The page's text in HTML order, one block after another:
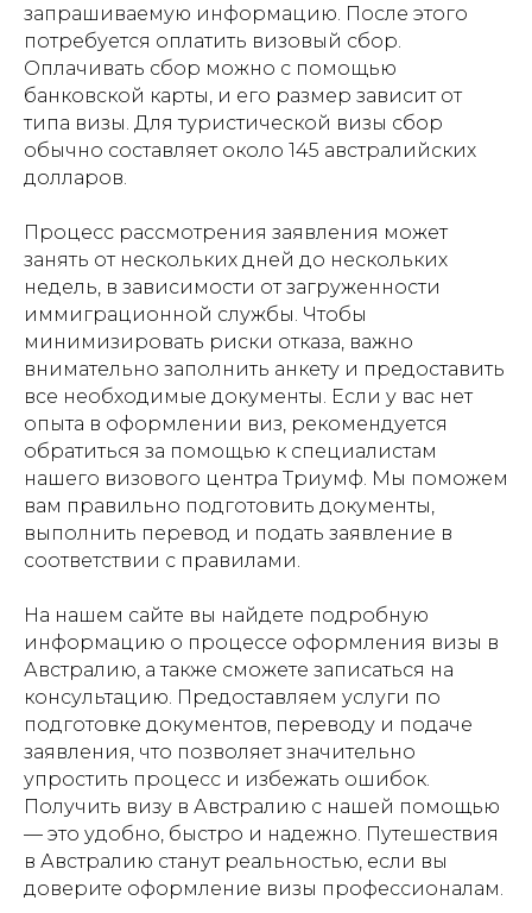
запрашиваемую информацию. После этого
потребуется оплатить визовый сбор.
Оплачивать сбор можно с помощью
банковской карты, и его размер зависит от
типа визы. Для туристической визы сбор
обычно составляет около 145 австралийских
долларов.
Процесс рассмотрения заявления может
занять от нескольких дней до нескольких
недель, в зависимости от загруженности
иммиграционной службы. Чтобы
минимизировать риски отказа, важно
внимательно заполнить анкету и предоставить
все необходимые документы. Если у вас нет
опыта в оформлении виз, рекомендуется
обратиться за помощью к специалистам
нашего визового центра Триумф. Мы поможем
вам правильно подготовить документы,
выполнить перевод и подать заявление в
соответствии с правилами.
На нашем сайте вы найдете подробную
информацию о процессе оформления визы в
Австралию, а также сможете записаться на
консультацию. Предоставляем услуги по
подготовке документов, переводу и подаче
заявления, что позволяет значительно
упростить процесс и избежать ошибок.
Получить визу в Австралию с нашей помощью
— это удобно, быстро и надежно. Путешествия
в Австралию станут реальностью, если вы
доверите оформление визы профессионалам.